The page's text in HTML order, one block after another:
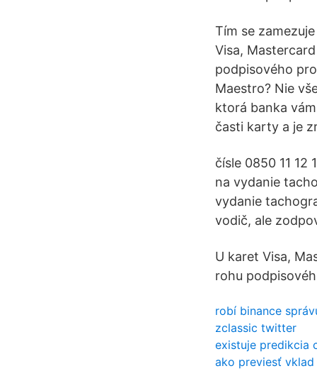
Tím se
Visa,
podpisového
Maestro? Nie
ktorá banka
časti karty a je
čísle 0850 11
na vydanie
vydanie
vodič, ale
U karet Visa,
rohu
robí binance
zclassic twitter
existuje predikcia
ako previesť vklad